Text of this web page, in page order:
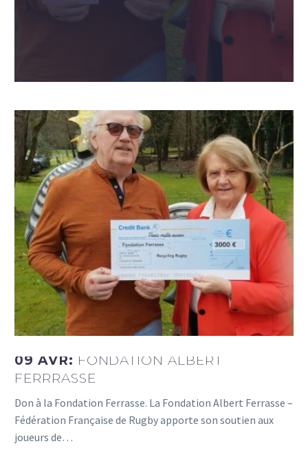
09 AVR: FONDATION ALBERT
FERRRASSE
Don à la Fondation Ferrasse. La Fondation Albert Ferrasse –
Fédération Française de Rugby apporte son soutien aux
joueurs de…